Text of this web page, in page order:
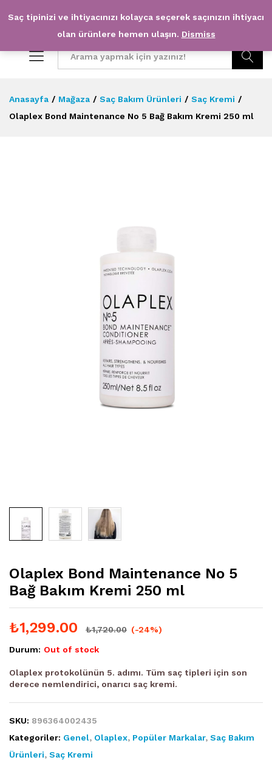
Anasayfa / Mağaza / Saç Bakım Ürünleri / Saç Kremi /
Olaplex Bond Maintenance No 5 Bağ Bakım Kremi 250 ml
Olaplex Bond Maintenance No 5
Bağ Bakım Kremi 250 ml
₺1,299.00 ₺1,720.00 (-24%)
Durum: Out of stock
Olaplex protokolünün 5. adımı. Tüm saç tipleri için son
derece nemlendirici, onarıcı saç kremi.
SKU: 896364002435
Kategoriler: Genel, Olaplex, Popüler Markalar, Saç Bakım
Ürünleri, Saç Kremi
Saç tipinizi ve ihtiyacınızı kolayca seçerek saçınızın ihtiyacı
olan ürünlere hemen ulaşın. Dismiss